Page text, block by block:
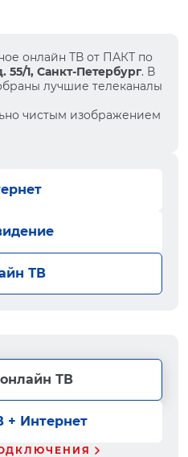
онлайн ТВ от ПАКТ по
1, Санкт-Петербург. В
лучшие телеканалы
чистым изображением
ТВ
ТВ
+ Интернет